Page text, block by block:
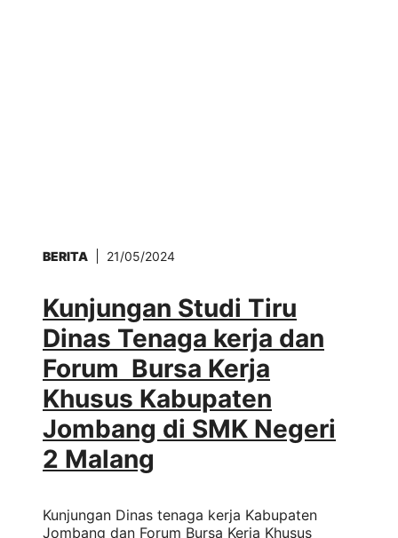
BERITA 21/05/2024
Kunjungan Studi Tiru
Dinas Tenaga kerja dan
Forum Bursa Kerja
Khusus Kabupaten
Jombang di SMK Negeri
2 Malang
Kunjungan Dinas tenaga kerja Kabupaten
Jombang dan Forum Bursa Kerja Khusus